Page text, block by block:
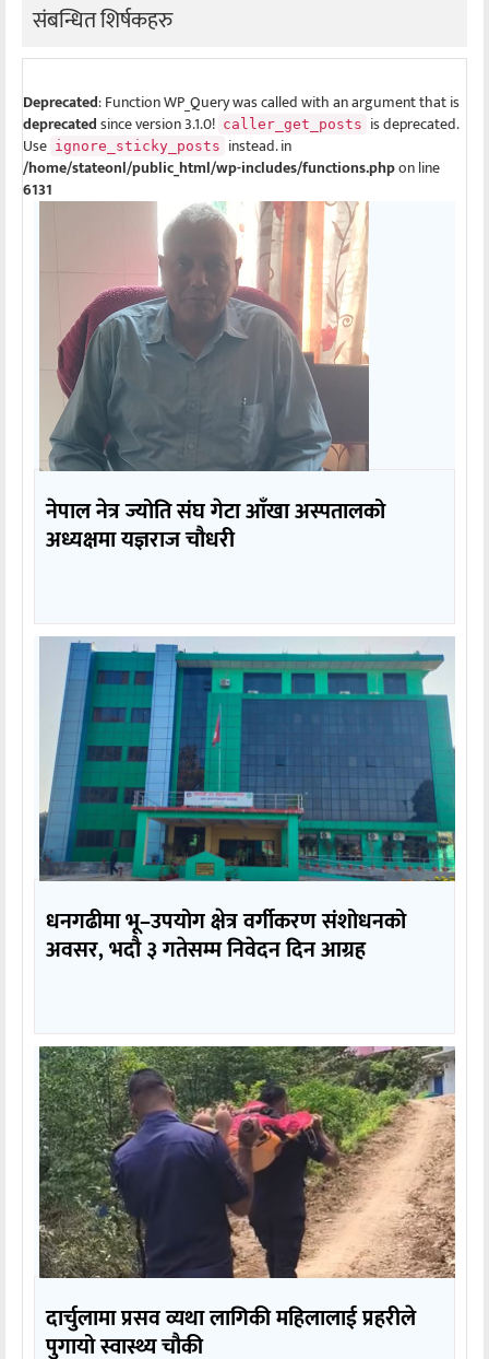
संबन्धित शिर्षकहरु
Deprecated: Function WP_Query was called with an argument that is
deprecatedsince version 3.1.0! caller_get_posts is deprecated.
Use ignore_sticky_posts instead. in
/home/stateonl/public_html/wp-includes/functions.phpon line
6131
नेपाल नेत्र ज्योति संघ गेटा आँखा अस्पतालको
अध्यक्षमा यज्ञराज चौधरी
धनगढीमा भू–उपयोग क्षेत्र वर्गीकरण संशोधनको
अवसर, भदौ ३ गतेसम्म निवेदन दिन आग्रह
दार्चुलामा प्रसव व्यथा लागिकी महिलालाई प्रहरीले
पुगायो स्वास्थ्य चौकी